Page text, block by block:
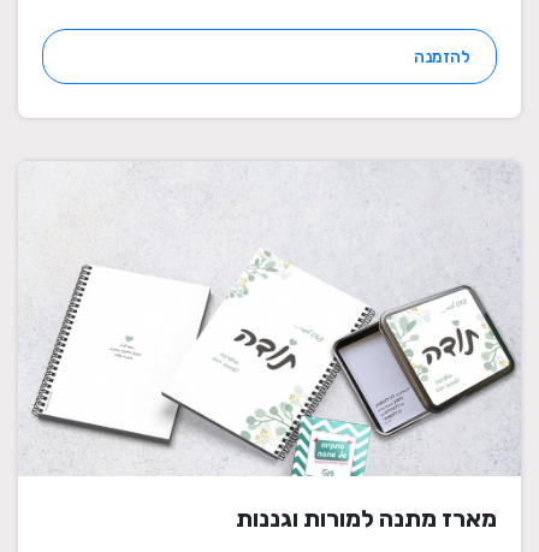
להזמנה
מארז מתנה למורות וגננות